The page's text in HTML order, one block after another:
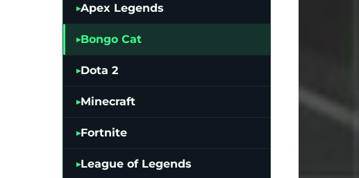
Apex Legends
Bongo Cat
Dota 2
Minecraft
Fortnite
League of Legends